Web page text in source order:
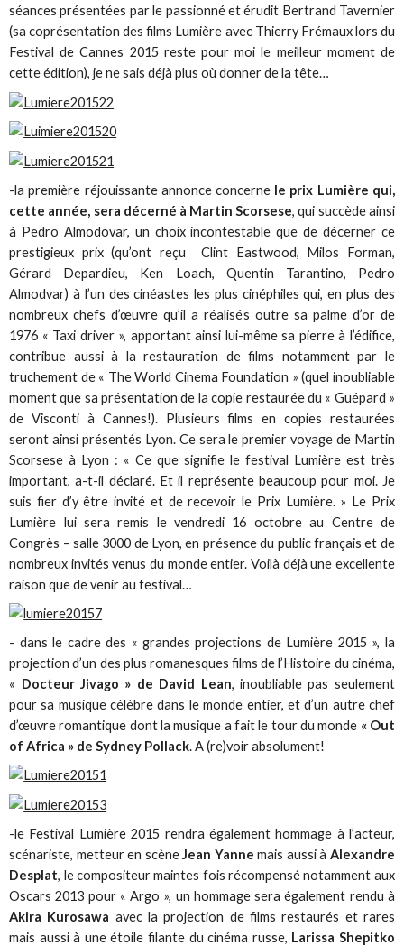
séances présentées par le passionné et érudit Bertrand Tavernier
(sa coprésentation des films Lumière avec Thierry Frémaux lors du
Festival de Cannes 2015 reste pour moi le meilleur moment de
cette édition), je ne sais déjà plus où donner de la tête…
-la première réjouissante annonce concerne le prix Lumière qui,
cette année, sera décerné à Martin Scorsese, qui succède ainsi
à Pedro Almodovar, un choix incontestable que de décerner ce
prestigieux prix (qu’ont reçu Clint Eastwood, Milos Forman,
Gérard Depardieu, Ken Loach, Quentin Tarantino, Pedro
Almodvar) à l’un des cinéastes les plus cinéphiles qui, en plus des
nombreux chefs d’œuvre qu’il a réalisés outre sa palme d’or de
1976 « Taxi driver », apportant ainsi lui-même sa pierre à l’édifice,
contribue aussi à la restauration de films notamment par le
truchement de « The World Cinema Foundation » (quel inoubliable
moment que sa présentation de la copie restaurée du « Guépard »
de Visconti à Cannes!). Plusieurs films en copies restaurées
seront ainsi présentés Lyon. Ce sera le premier voyage de Martin
Scorsese à Lyon : « Ce que signifie le festival Lumière est très
important, a-t-il déclaré. Et il représente beaucoup pour moi. Je
suis fier d’y être invité et de recevoir le Prix Lumière. » Le Prix
Lumière lui sera remis le vendredi 16 octobre au Centre de
Congrès – salle 3000 de Lyon, en présence du public français et de
nombreux invités venus du monde entier. Voilà déjà une excellente
raison que de venir au festival…
- dans le cadre des « grandes projections de Lumière 2015 », la
projection d’un des plus romanesques films de l’Histoire du cinéma,
« Docteur Jivago » de David Lean, inoubliable pas seulement
pour sa musique célèbre dans le monde entier, et d’un autre chef
d’œuvre romantique dont la musique a fait le tour du monde « Out
of Africa » de Sydney Pollack. A (re)voir absolument!
-le Festival Lumière 2015 rendra également hommage à l’acteur,
scénariste, metteur en scèneJean Yanne mais aussi à Alexandre
Desplat, le compositeur maintes fois récompensé notamment aux
Oscars 2013 pour « Argo », un hommage sera également rendu à
Akira Kurosawa avec la projection de films restaurés et rares
mais aussi à une étoile filante du cinéma russe, Larissa Shepitko